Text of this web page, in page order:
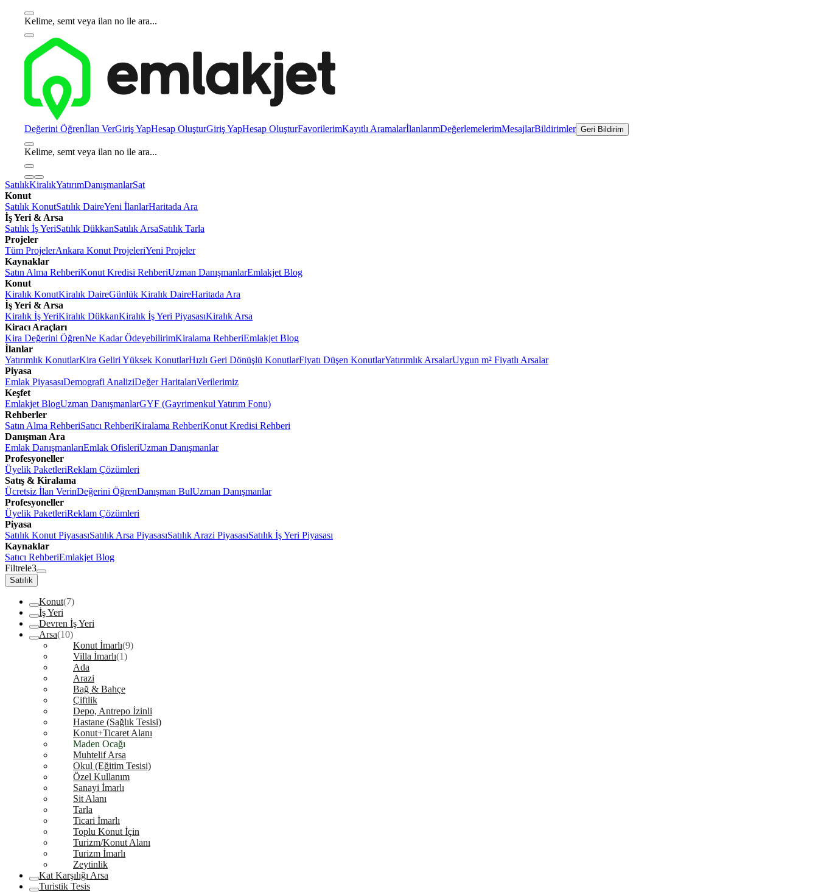
Kelime, semt veya ilan no ile ara...
Değerini Öğrenİlan VerGiriş YapHesap OluşturGiriş YapHesap OluşturFavorilerimKayıtlı AramalarİlanlarımDeğerlemelerimMesajlarBildirimler Geri Bildirim
Kelime, semt veya ilan no ile ara...
SatılıkKiralıkYatırımDanışmanlarSat
Konut
Satılık KonutSatılık DaireYeni İlanlarHaritada Ara
İş Yeri & Arsa
Satılık İş YeriSatılık DükkanSatılık ArsaSatılık Tarla
Projeler
Tüm ProjelerAnkara Konut ProjeleriYeni Projeler
Kaynaklar
Satın Alma RehberiKonut Kredisi RehberiUzman DanışmanlarEmlakjet Blog
Konut
Kiralık KonutKiralık DaireGünlük Kiralık DaireHaritada Ara
İş Yeri & Arsa
Kiralık İş YeriKiralık DükkanKiralık İş Yeri PiyasasıKiralık Arsa
Kiracı Araçları
Kira Değerini ÖğrenNe Kadar ÖdeyebilirimKiralama RehberiEmlakjet Blog
İlanlar
Yatırımlık KonutlarKira Geliri Yüksek KonutlarHızlı Geri Dönüşlü KonutlarFiyatı Düşen KonutlarYatırımlık ArsalarUygun m² Fiyatlı Arsalar
Piyasa
Emlak PiyasasıDemografi AnaliziDeğer HaritalarıVerilerimiz
Keşfet
Emlakjet BlogUzman DanışmanlarGYF (Gayrimenkul Yatırım Fonu)
Rehberler
Satın Alma RehberiSatıcı RehberiKiralama RehberiKonut Kredisi Rehberi
Danışman Ara
Emlak DanışmanlarıEmlak OfisleriUzman Danışmanlar
Profesyoneller
Üyelik PaketleriReklam Çözümleri
Satış & Kiralama
Ücretsiz İlan VerinDeğerini ÖğrenDanışman BulUzman Danışmanlar
Profesyoneller
Üyelik PaketleriReklam Çözümleri
Piyasa
Satılık Konut PiyasasıSatılık Arsa PiyasasıSatılık Arazi PiyasasıSatılık İş Yeri Piyasası
Kaynaklar
Satıcı RehberiEmlakjet Blog
Filtrele3
Satılık
Konut(7)
İş Yeri
Devren İş Yeri
Arsa(10)
Konut İmarlı(9)
Villa İmarlı(1)
Ada
Arazi
Bağ & Bahçe
Çiftlik
Depo, Antrepo İzinli
Hastane (Sağlık Tesisi)
Konut+Ticaret Alanı
Maden Ocağı
Muhtelif Arsa
Okul (Eğitim Tesisi)
Özel Kullanım
Sanayi İmarlı
Sit Alanı
Tarla
Ticari İmarlı
Toplu Konut İçin
Turizm/Konut Alanı
Turizm İmarlı
Zeytinlik
Kat Karşılığı Arsa
Turistik Tesis